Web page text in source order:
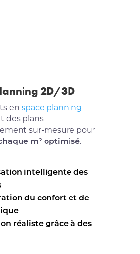
2D/3D
enspace planning
des plans
sur-mesure pour
m² optimisé.
intelligente des
du confort et de
réaliste grâce à des